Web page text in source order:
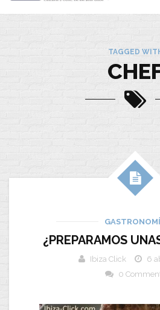
TAGGED
¿PREPARAMOS
Ibiza Click
6
0